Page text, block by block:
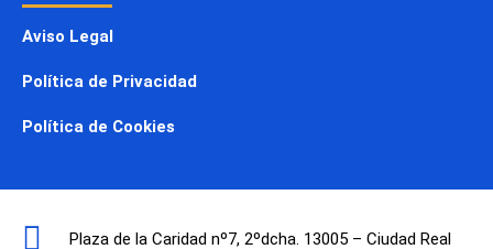
Aviso Legal
Política de Privacidad
Política de Cookies
Plaza de la Caridad nº7, 2ºdcha. 13005 – Ciudad Real